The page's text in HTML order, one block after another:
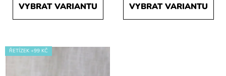
VYBRAT VARIANTU VYBRAT VARIANTU
ŘETÍZEK +99 KČ